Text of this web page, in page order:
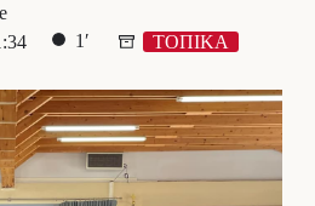
1′ ΤΟΠΙΚΑ